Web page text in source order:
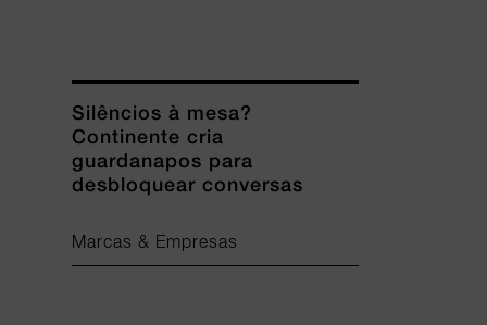
Silêncios à mesa?
Continente cria
guardanapos para
desbloquear conversas
Marcas & Empresas